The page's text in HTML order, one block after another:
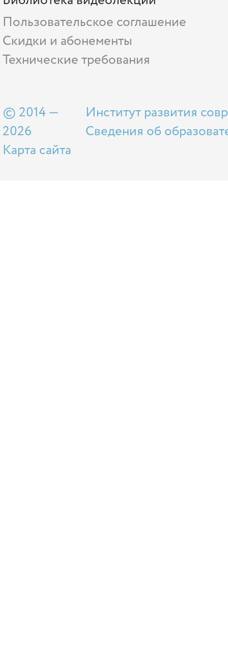
Пользовательское соглашение
Скидки и абонементы
Технические требования
© 2014 —
2026
Карта сайта
Институт развития
Сведения об